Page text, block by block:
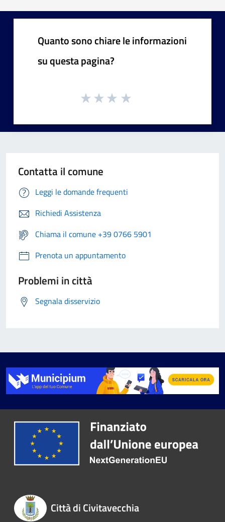
Quanto sono chiare le informazioni
su questa pagina?
Contatta il comune
Leggi le domande frequenti
Richiedi Assistenza
Chiama il comune +39 0766 5901
Prenota un appuntamento
Problemi in città
Segnala disservizio
Città di Civitavecchia